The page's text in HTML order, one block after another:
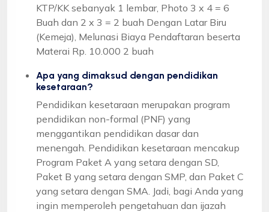
KTP/KK sebanyak 1 lembar, Photo 3 x 4 = 6
Buah dan 2 x 3 = 2 buah Dengan Latar Biru
(Kemeja), Melunasi Biaya Pendaftaran beserta
Materai Rp. 10.000 2 buah
Apa yang dimaksud dengan pendidikan
kesetaraan?
Pendidikan kesetaraan merupakan program
pendidikan non-formal (PNF) yang
menggantikan pendidikan dasar dan
menengah. Pendidikan kesetaraan mencakup
Program Paket A yang setara dengan SD,
Paket B yang setara dengan SMP, dan Paket C
yang setara dengan SMA. Jadi, bagi Anda yang
ingin memperoleh pengetahuan dan ijazah